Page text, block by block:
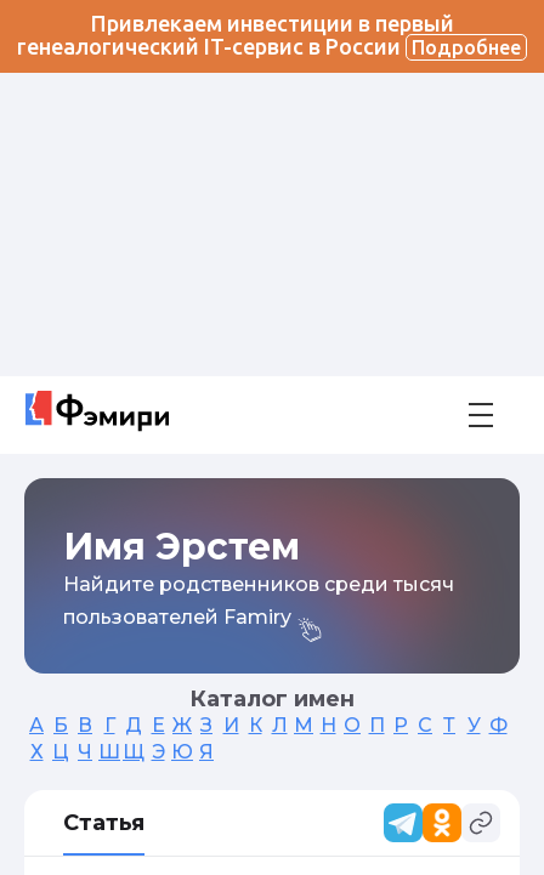
Привлекаем инвестиции в первый
генеалогический IT-сервис в России
Подробнее
Имя Эрстем
Найдите родственников среди тысяч
пользователей Famiry
Каталог имен
А Б В Г Д Е Ж З И К Л М Н О П Р С Т У Ф
Х Ц Ч Ш Щ Э Ю Я
Статья